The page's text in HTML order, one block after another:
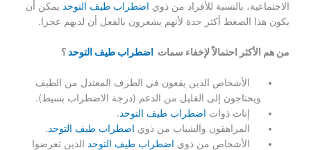
الاجتماعية، بالنسبة للأفراد من ذوي اضطراب طيف التوحد يمكن أن
يكون هذا الضغط أكثر حدة لأنهم يشعرون بالفعل أن لديهم عجزا.
من هم الأكثر احتمالاً لإخفاء سمات اضطراب طيف التوحد؟
الأشخاص الذين يقعون في الطرف المعتدل من الطيف
ويحتاجون إلى القليل من الدعم (درجة الاضطراب بسيط).
إناث ذوات اضطراب طيف التوحد.
المراهقون والشباب من ذوي اضطراب طيف التوحد.
الأشخاص من ذوي اضطراب طيف التوحد الذين تعرضوا